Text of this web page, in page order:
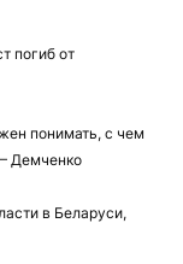
погиб от
понимать, с чем
Демченко
в Беларуси,